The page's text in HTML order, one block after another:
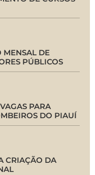
MENSAL DE
PÚBLICOS
PARA
DO PIAUÍ
CRIAÇÃO DA